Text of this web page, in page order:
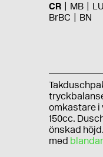
CR MB LU
BrBC
BN
omkastare i
150cc.
önskad
med